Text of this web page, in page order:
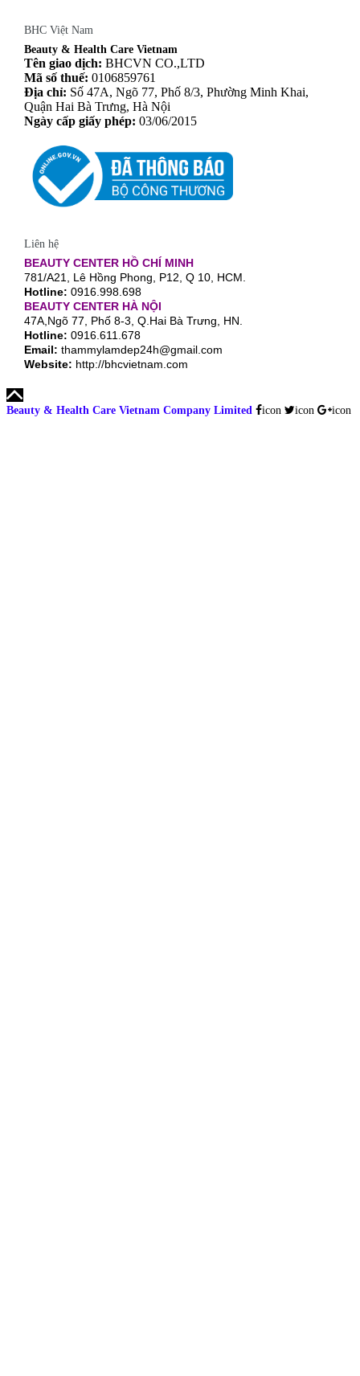
BHC Việt Nam
Beauty & Health Care Vietnam
Tên giao dịch: BHCVN CO.,LTD
Mã số thuế: 0106859761
Địa chỉ: Số 47A, Ngõ 77, Phố 8/3, Phường Minh Khai,
Quận Hai Bà Trưng, Hà Nội
Ngày cấp giấy phép: 03/06/2015
Liên hệ
BEAUTY CENTER HỒ CHÍ MINH
781/A21, Lê Hồng Phong, P12, Q 10, HCM.
Hotline: 0916.998.698
BEAUTY CENTER HÀ NỘI
47A,Ngõ 77, Phố 8-3, Q.Hai Bà Trưng, HN.
Hotline: 0916.611.678
Email: thammylamdep24h@gmail.com
Website: http://bhcvietnam.com
Beauty & Health Care Vietnam Company Limited icon icon icon